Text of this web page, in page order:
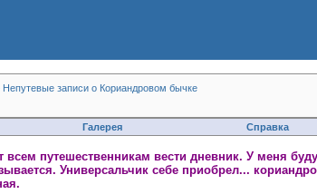
Непутевые записи о Кориандровом бычке
Галерея Справка
путешественникам вести дневник. У меня
Универсальчик себе приобрел...